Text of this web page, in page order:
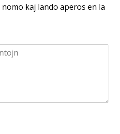
kaj lando aperos en la